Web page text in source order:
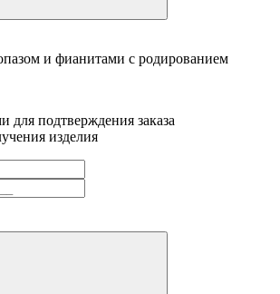
и фианитами с родированием
для подтверждения заказа
изделия